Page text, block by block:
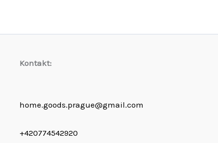
Kontakt:
home.goods.prague@gmail.com
+420774542920